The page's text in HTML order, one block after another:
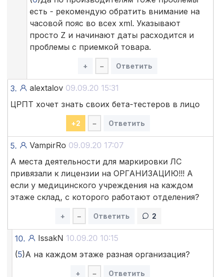
есть - рекомендую обратить внимание на
часовой пояс во всех xml. Указывают
просто Z и начинают даты расходится и
проблемы с приемкой товара.
+ – Ответить
3. alextalov 09.09.20 15:31
ЦРПТ хочет знать своих бета-тестеров в лицо
+2 – Ответить
5. VampirRo 09.09.20 17:07
А места деятельности для маркировки ЛС
привязали к лицензии на ОРГАНИЗАЦИЮ!!! А
если у медицинского учреждения на каждом
этаже склад, с которого работают отделения?
+ – Ответить 2
10. IssakN 10.09.20 10:15
(5)А на каждом этаже разная организация?
+ – Ответить